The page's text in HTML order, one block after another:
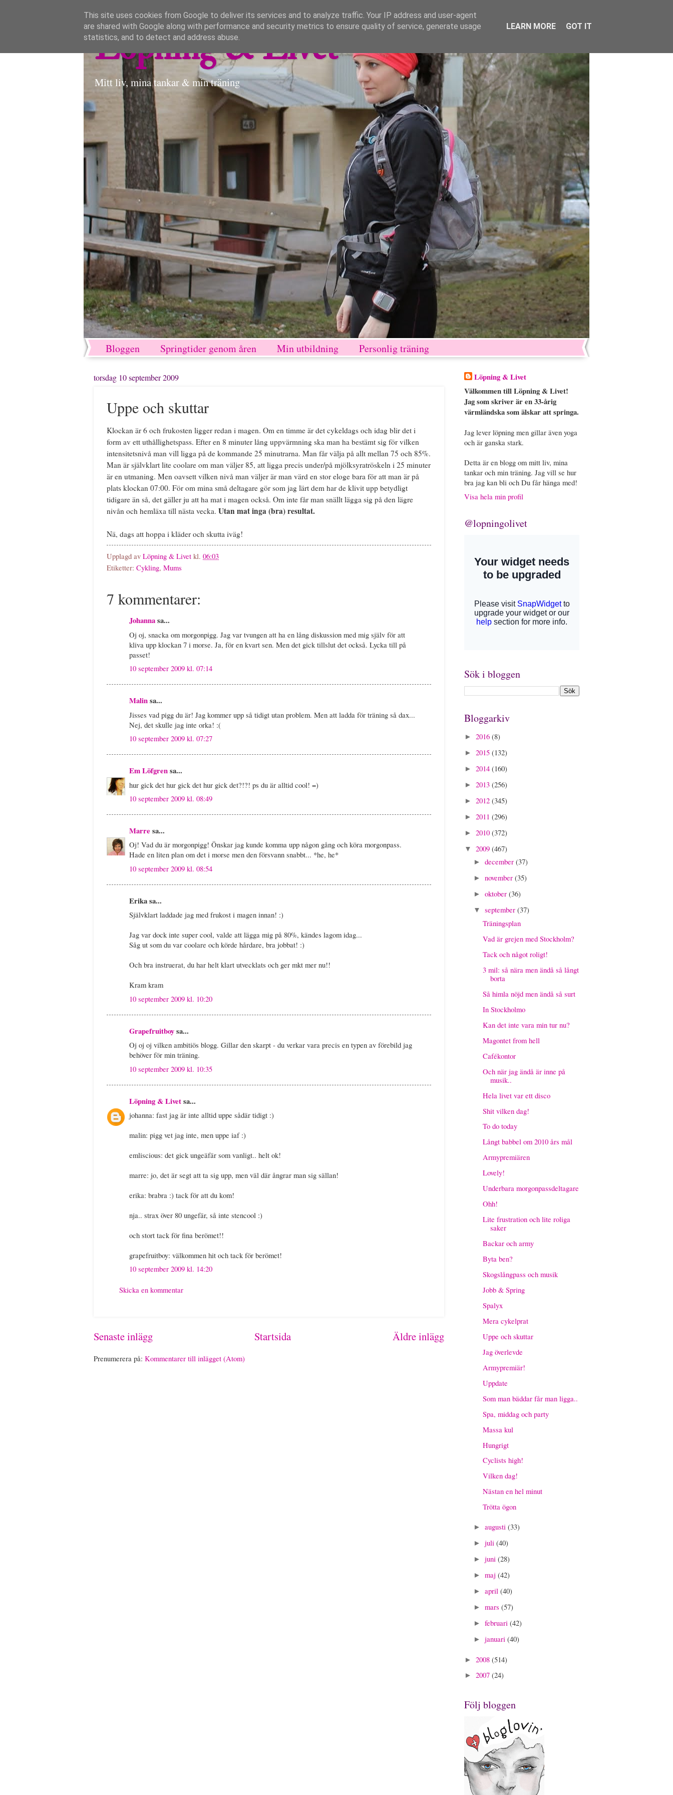
Löpning & Livet
Mitt liv, mina tankar & min träning
Bloggen Springtider genom åren Min utbildning Personlig träning
torsdag 10 september 2009
Uppe och skuttar
Klockan är 6 och frukosten ligger redan i magen. Om en timme är det cykeldags och idag blir det i
form av ett uthållighetspass. Efter en 8 minuter lång uppvärmning ska man ha bestämt sig för vilken
intensitetsnivå man vill ligga på de kommande 25 minutrarna. Man får välja på allt mellan 75 och 85%.
Man är självklart lite coolare om man väljer 85, att ligga precis under/på mjölksyratröskeln i 25 minuter
är en utmaning. Men oavsett vilken nivå man väljer är man värd en stor eloge bara för att man är på
plats klockan 07:00. För om mina små deltagare gör som jag lärt dem har de klivit upp betydligt
tidigare än så, det gäller ju att ha mat i magen också. Om inte får man snällt lägga sig på den lägre
nivån och hemläxa till nästa vecka. Utan mat inga (bra) resultat.
Nä, dags att hoppa i kläder och skutta iväg!
Upplagd av Löpning & Livet kl. 06:03
Etiketter: Cykling, Mums
7 kommentarer:
Johannasa...
Oj oj, snacka om morgonpigg. Jag var tvungen att ha en lång diskussion med mig själv för att
kliva upp klockan 7 i morse. Ja, för en kvart sen. Men det gick tillslut det också. Lycka till på
passet!
10 september 2009 kl. 07:14
Malinsa...
Jisses vad pigg du är! Jag kommer upp så tidigt utan problem. Men att ladda för träning så dax...
Nej, det skulle jag inte orka! :(
10 september 2009 kl. 07:27
Em Löfgrensa...
hur gick det hur gick det hur gick det?!?! ps du är alltid cool! =)
10 september 2009 kl. 08:49
Marre sa...
Oj! Vad du är morgonpigg! Önskar jag kunde komma upp någon gång och köra morgonpass.
Hade en liten plan om det i morse men den försvann snabbt... *he, he*
10 september 2009 kl. 08:54
Erika sa...
Självklart laddade jag med frukost i magen innan! :)
Jag var dock inte super cool, valde att lägga mig på 80%, kändes lagom idag...
Såg ut som du var coolare och körde hårdare, bra jobbat! :)
Och bra instruerat, du har helt klart utvecklats och ger mkt mer nu!!
Kram kram
10 september 2009 kl. 10:20
Grapefruitboysa...
Oj oj oj vilken ambitiös blogg. Gillar den skarpt - du verkar vara precis en typen av förebild jag
behöver för min träning.
10 september 2009 kl. 10:35
Löpning & Livetsa...
johanna: fast jag är inte alltid uppe sådär tidigt :)
malin: pigg vet jag inte, men uppe iaf :)
emliscious: det gick ungeäfär som vanligt.. helt ok!
marre: jo, det är segt att ta sig upp, men väl där ångrar man sig sällan!
erika: brabra :) tack för att du kom!
nja.. strax över 80 ungefär, så inte stencool :)
och stort tack för fina berömet!!
grapefruitboy: välkommen hit och tack för berömet!
10 september 2009 kl. 14:20
Skicka en kommentar
Senaste inlägg Äldre inlägg
Startsida
Prenumerera på: Kommentarer till inlägget (Atom)
Löpning & Livet
Välkommen till Löpning & Livet!
Jag som skriver är en 33-årig
värmländska som älskar att springa.
Jag lever löpning men gillar även yoga
och är ganska stark.
Detta är en blogg om mitt liv, mina
tankar och min träning. Jag vill se hur
bra jag kan bli och Du får hänga med!
Visa hela min profil
@lopningolivet
Sök i bloggen
Bloggarkiv
► 2016 (8)
► 2015 (132)
► 2014 (160)
► 2013 (256)
► 2012 (345)
► 2011 (296)
► 2010 (372)
▼ 2009 (467)
► december (37)
► november (35)
► oktober (36)
▼ september (37)
Träningsplan
Vad är grejen med Stockholm?
Tack och något roligt!
3 mil: så nära men ändå så långt
borta
Så himla nöjd men ändå så surt
In Stockholmo
Kan det inte vara min tur nu?
Magontet from hell
Cafékontor
Och när jag ändå är inne på
musik..
Hela livet var ett disco
Shit vilken dag!
To do today
Långt babbel om 2010 års mål
Armypremiären
Lovely!
Underbara morgonpassdeltagare
Ohh!
Lite frustration och lite roliga
saker
Backar och army
Byta ben?
Skogslångpass och musik
Jobb & Spring
Spalyx
Mera cykelprat
Uppe och skuttar
Jag överlevde
Armypremiär!
Uppdate
Som man bäddar får man ligga..
Spa, middag och party
Massa kul
Hungrigt
Cyclists high!
Vilken dag!
Nästan en hel minut
Trötta ögon
► augusti (33)
► juli (40)
► juni (28)
► maj (42)
► april (40)
► mars (57)
► februari (42)
► januari (40)
► 2008 (514)
► 2007 (24)
Följ bloggen
This site uses cookies from Google to deliver its services and to analyze traffic. Your IP address and user-agent
are shared with Google along with performance and security metrics to ensure quality of service, generate usage
statistics, and to detect and address abuse.
LEARN MORE GOT IT